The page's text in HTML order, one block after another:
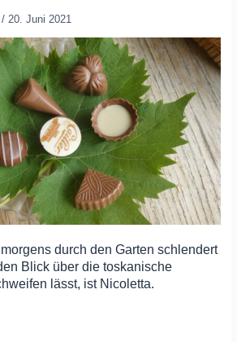
20. Juni 2021
durch den Garten schlendert
Blick über die toskanische
lässt, ist Nicoletta.